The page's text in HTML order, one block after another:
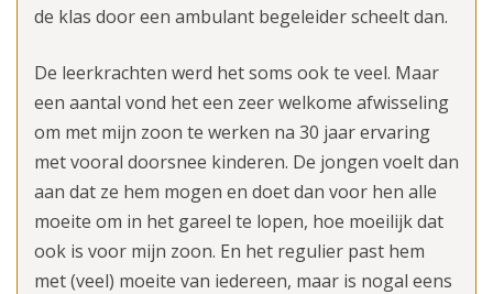
de klas door een ambulant begeleider scheelt dan.
De leerkrachten werd het soms ook te veel. Maar
een aantal vond het een zeer welkome afwisseling
om met mijn zoon te werken na 30 jaar ervaring
met vooral doorsnee kinderen. De jongen voelt dan
aan dat ze hem mogen en doet dan voor hen alle
moeite om in het gareel te lopen, hoe moeilijk dat
ook is voor mijn zoon. En het regulier past hem
met (veel) moeite van iedereen, maar is nogal eens